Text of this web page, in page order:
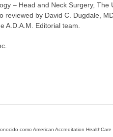
– Head and Neck Surgery, The
reviewed by David C. Dugdale,
A.D.A.M. Editorial team.
como American Accreditation